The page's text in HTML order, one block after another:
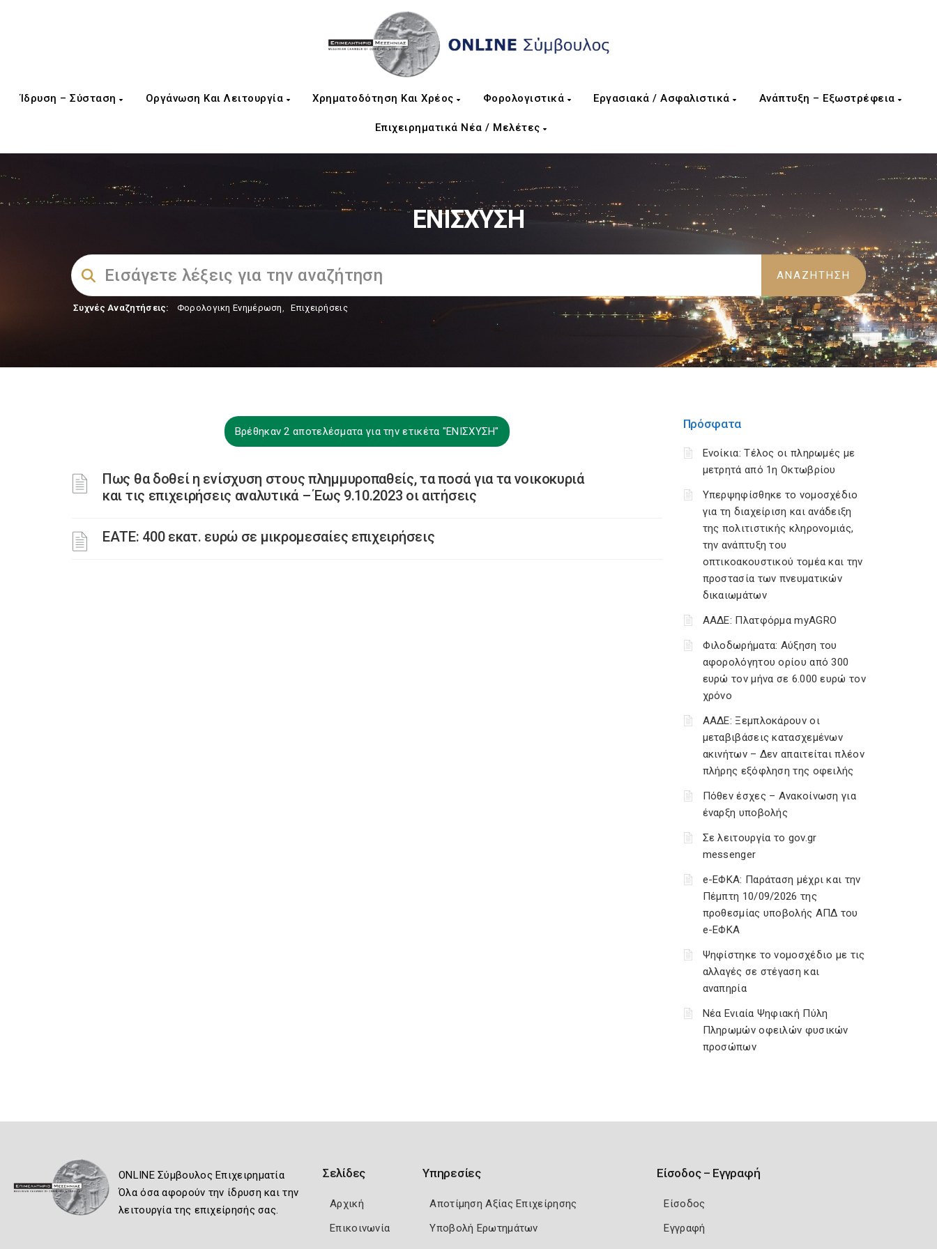
Ίδρυση – Σύσταση Οργάνωση Και Λειτουργία Χρηματοδότηση Και Χρέος Φορολογιστικά Εργασιακά / Ασφαλιστικά Ανάπτυξη – Εξωστρέφεια
Επιχειρηματικά Νέα / Μελέτες
ΕΝΙΣΧΥΣΗ
Συχνές Αναζητήσεις: Φορολογικη Ενημέρωση, Επιχειρήσεις
Βρέθηκαν 2 αποτελέσματα για την ετικέτα "ΕΝΙΣΧΥΣΗ"
Πως θα δοθεί η ενίσχυση στους πλημμυροπαθείς, τα ποσά για τα νοικοκυριά
και τις επιχειρήσεις αναλυτικά – Έως 9.10.2023 οι αιτήσεις
ΕΑΤΕ: 400 εκατ. ευρώ σε μικρομεσαίες επιχειρήσεις
Πρόσφατα
Ενοίκια: Τέλος οι πληρωμές με
μετρητά από 1η Οκτωβρίου
Υπερψηφίσθηκε το νομοσχέδιο
για τη διαχείριση και ανάδειξη
της πολιτιστικής κληρονομιάς,
την ανάπτυξη του
οπτικοακουστικού τομέα και την
προστασία των πνευματικών
δικαιωμάτων
ΑΑΔΕ: Πλατφόρμα myAGRO
Φιλοδωρήματα: Αύξηση του
αφορολόγητου ορίου από 300
ευρώ τον μήνα σε 6.000 ευρώ τον
χρόνο
ΑΑΔΕ: Ξεμπλοκάρουν οι
μεταβιβάσεις κατασχεμένων
ακινήτων – Δεν απαιτείται πλέον
πλήρης εξόφληση της οφειλής
Πόθεν έσχες – Ανακοίνωση για
έναρξη υποβολής
Σε λειτουργία το gov.gr
messenger
e-ΕΦΚΑ: Παράταση μέχρι και την
Πέμπτη 10/09/2026 της
προθεσμίας υποβολής ΑΠΔ του
e-ΕΦΚΑ
Ψηφίστηκε το νομοσχέδιο με τις
αλλαγές σε στέγαση και
αναπηρία
Νέα Ενιαία Ψηφιακή Πύλη
Πληρωμών οφειλών φυσικών
προσώπων
ONLINE Σύμβουλος Επιχειρηματία
Όλα όσα αφορούν την ίδρυση και την
λειτουργία της επιχείρησής σας.
Σελίδες
Αρχική
Επικοινωνία
Υπηρεσίες
Αποτίμηση Αξίας Επιχείρησης
Υποβολή Ερωτημάτων
Είσοδος – Εγγραφή
Είσοδος
Εγγραφή